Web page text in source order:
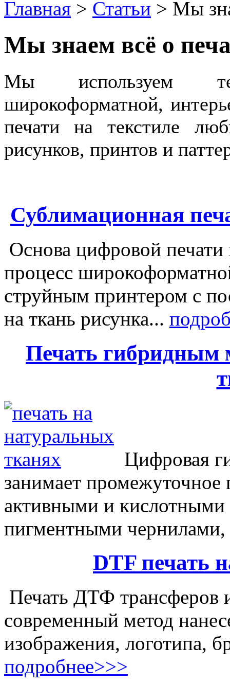
Главная > Статьи > Мы
Мы знаем всё о
Мы используем
широкоформатной,
печати на текстиле
рисунков, принтов и
Сублимационная
Основа цифровой печати
процесс
струйным принтером с
на ткань рисунка...
Печать гибридным
Цифровая
занимает
активными и
пигментными
DTF печать
Печать ДТФ трансферов
современный метод
изображения, логотипа,
подробнее>>>